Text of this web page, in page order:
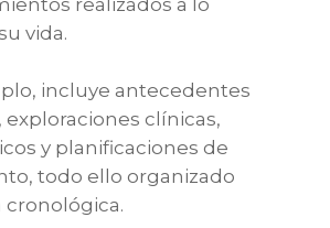
realizados a lo
vida.
incluye antecedentes
exploraciones clínicas,
y planificaciones de
todo ello organizado